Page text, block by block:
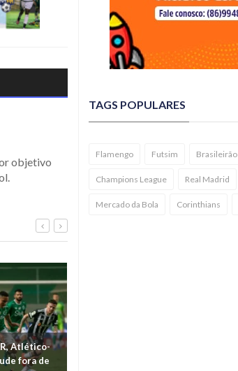
objetivo
Atlético-
fora de
TAGS POPULARES
Flamengo Futsim Brasileirão
Champions League Real Madrid
Mercado da Bola Corinthians